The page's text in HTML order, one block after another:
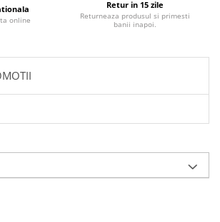
online
Retur in 15 zile
Returneaza produsul si primesti
banii inapoi.